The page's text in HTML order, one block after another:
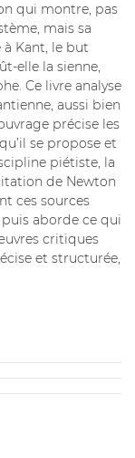
qui montre, pas
mais sa
à Kant, le but
elle la sienne,
Ce livre analyse
aussi bien
précise les
se propose et
piétiste, la
de Newton
ces sources
aborde ce qui
critiques
et structurée,